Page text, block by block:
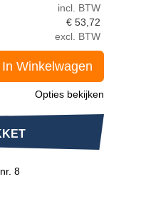
incl. BTW
€ 53,72
excl. BTW
In Winkelwagen
Opties bekijken
8